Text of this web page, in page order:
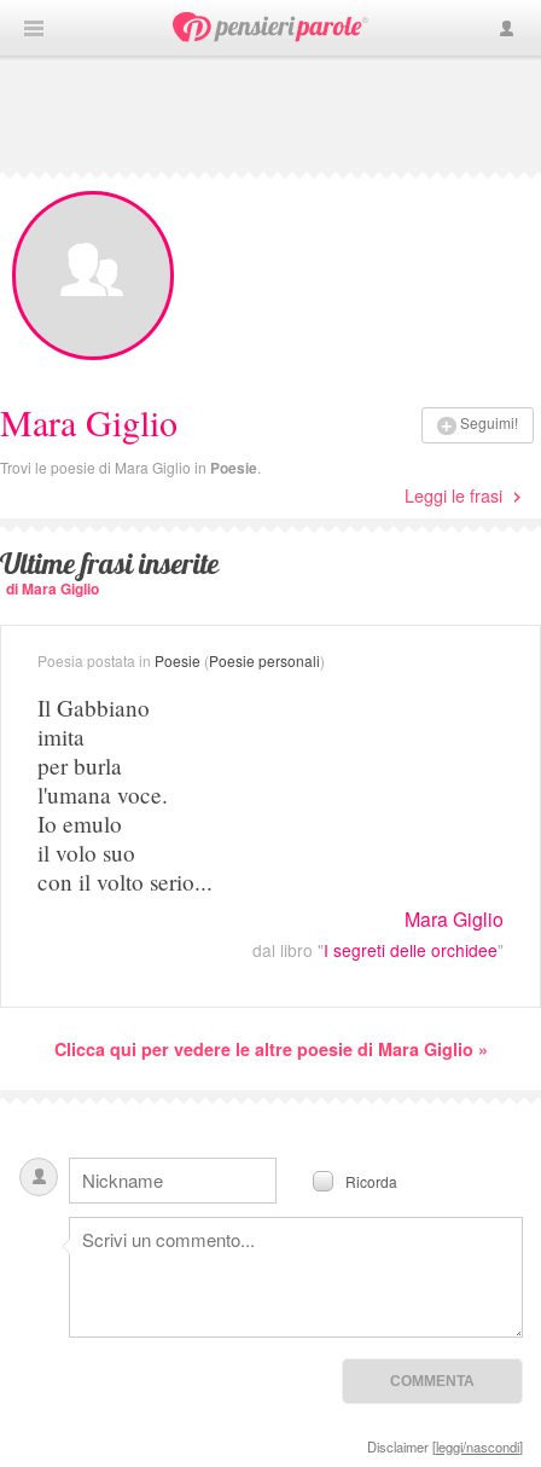
Seguimi!
Mara Giglio
Trovi le poesie di Mara Giglio in Poesie
Leggi le frasi
Ultime frasi inserite
di Mara Giglio
Poesia postata in Poesie (Poesie personali)
Il Gabbiano
imita
per burla
l'umana voce.
Io emulo
il volo suo
con il volto serio...
Mara Giglio
dal libro "I segreti delle orchidee"
Clicca qui per vedere le altre poesie di Mara Giglio »
Ricorda
Disclaimer [leggi/nascondi]